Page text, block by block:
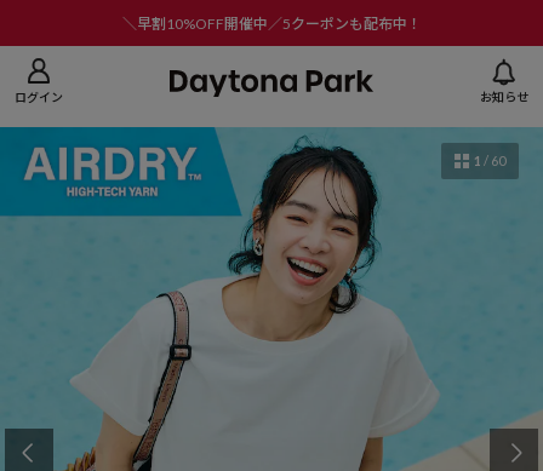
＼早割10%OFF開催中／5クーポンも配布中！
ログイン お知らせ
1 / 60